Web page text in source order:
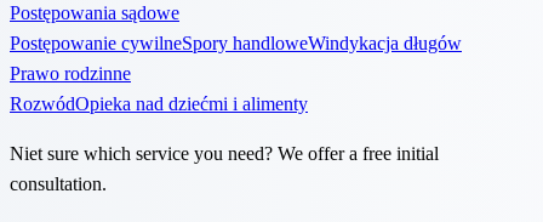
Postępowania sądowe
Postępowanie cywilneSpory handloweWindykacja długów
Prawo rodzinne
RozwódOpieka nad dziećmi i alimenty
Niet sure which service you need? We offer a free initial
consultation.